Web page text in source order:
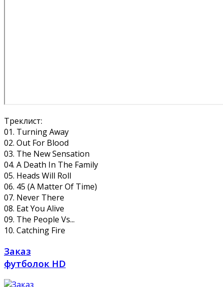
Треклист:
01. Turning Away
02. Out For Blood
03. The New Sensation
04. A Death In The Family
05. Heads Will Roll
06. 45 (A Matter Of Time)
07. Never There
08. Eat You Alive
09. The People Vs...
10. Catching Fire
Заказ
футболок HD